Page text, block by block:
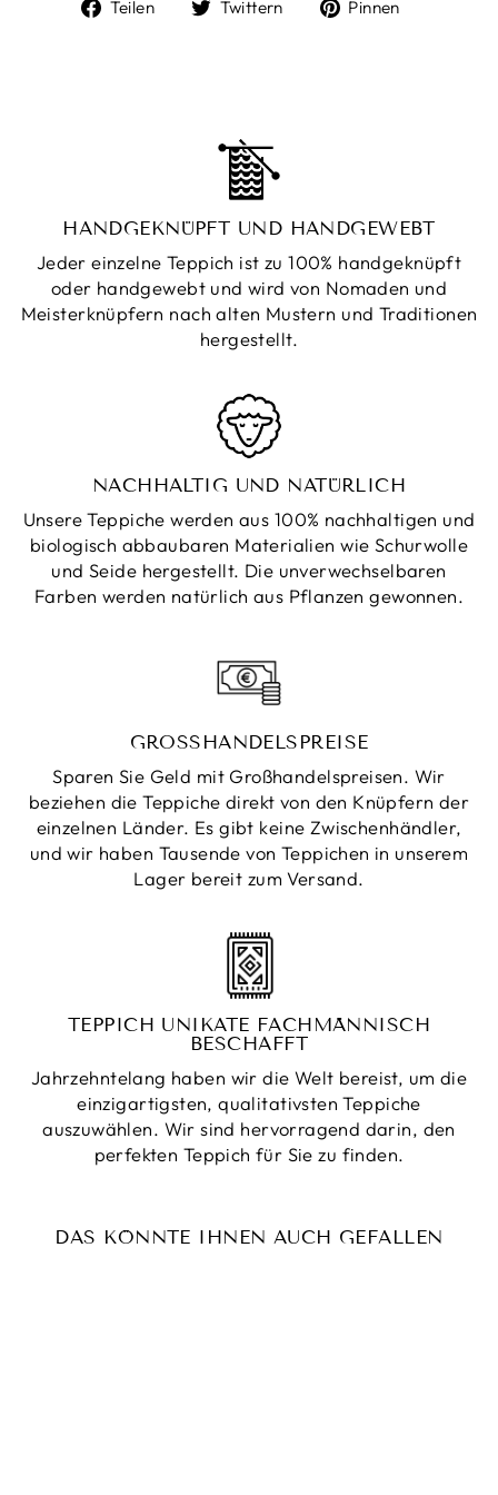
Teilen Twittern Pinnen
HANDGEKNÜPFT UND HANDGEWEBT
Jeder einzelne Teppich ist zu 100% handgeknüpft
oder handgewebt und wird von Nomaden und
Meisterknüpfern nach alten Mustern und Traditionen
hergestellt.
NACHHALTIG UND NATÜRLICH
Unsere Teppiche werden aus 100% nachhaltigen und
biologisch abbaubaren Materialien wie Schurwolle
und Seide hergestellt. Die unverwechselbaren
Farben werden natürlich aus Pflanzen gewonnen.
GROSSHANDELSPREISE
Sparen Sie Geld mit Großhandelspreisen. Wir
beziehen die Teppiche direkt von den Knüpfern der
einzelnen Länder. Es gibt keine Zwischenhändler,
und wir haben Tausende von Teppichen in unserem
Lager bereit zum Versand.
TEPPICH UNIKATE FACHMÄNNISCH
BESCHAFFT
Jahrzehntelang haben wir die Welt bereist, um die
einzigartigsten, qualitativsten Teppiche
auszuwählen. Wir sind hervorragend darin, den
perfekten Teppich für Sie zu finden.
DAS KÖNNTE IHNEN AUCH GEFALLEN